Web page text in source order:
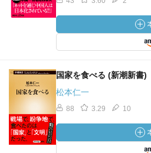
国家を食べる (新潮新書)
松本仁一
88 3.29 10